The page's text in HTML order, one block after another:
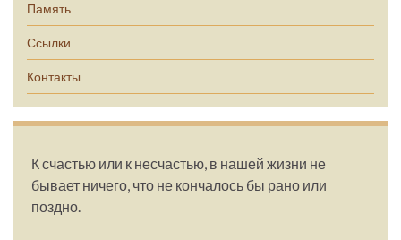
Память
Ссылки
Контакты
К счастью или к несчастью, в нашей жизни не
бывает ничего, что не кончалось бы рано или
поздно.